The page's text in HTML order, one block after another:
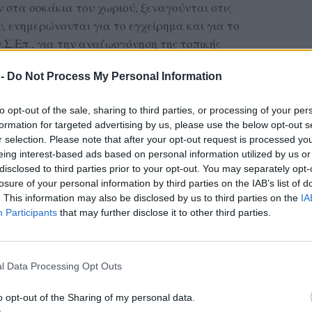
Do Not Process My Personal Information
opt-out of the sale, sharing to third parties, or processing of your
for targeted advertising by us, please use the below opt-out
selection. Please note that after your opt-out request is processed
interest-based ads based on personal information utilized by us
to third parties prior to your opt-out. You may separately
of your personal information by third parties on the IAB’s list of
This information may also be disclosed by us to third parties on the
Participants that may further disclose it to other third parties.
Data Processing Opt Outs
opt-out of the Sharing of my personal data.
σοκάκια του χωριού, ξεναγούνται στις
ενημερώνονται για το εγχείρημα και για το
για την αναζωογόνηση της τοπικής
αναβίωση του ιστορικού Λεσβιακού
γευσιγνωσιών και στο κελάρι, με μία
δοκιμή 5 τυπικών κρασιών από την
(Σαπφώ η Ερέσια, Λάπιθος, Πελάσγιος
Οίνος), που παράγονται από γηγενείς
Κουντούρα, Μοσχάτο Μαύρο, Φωκιανό